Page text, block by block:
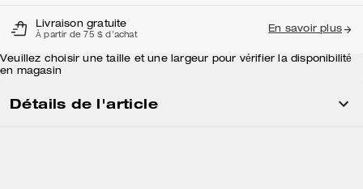
Livraison gratuite
À partir de 75 $ d'achat
En savoir plus
Veuillez choisir une taille et une largeur pour vérifier la disponibilité
en magasin
Détails de l'article